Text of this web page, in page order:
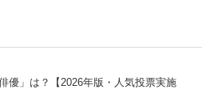
優」は？【2026年版・人気投票実施